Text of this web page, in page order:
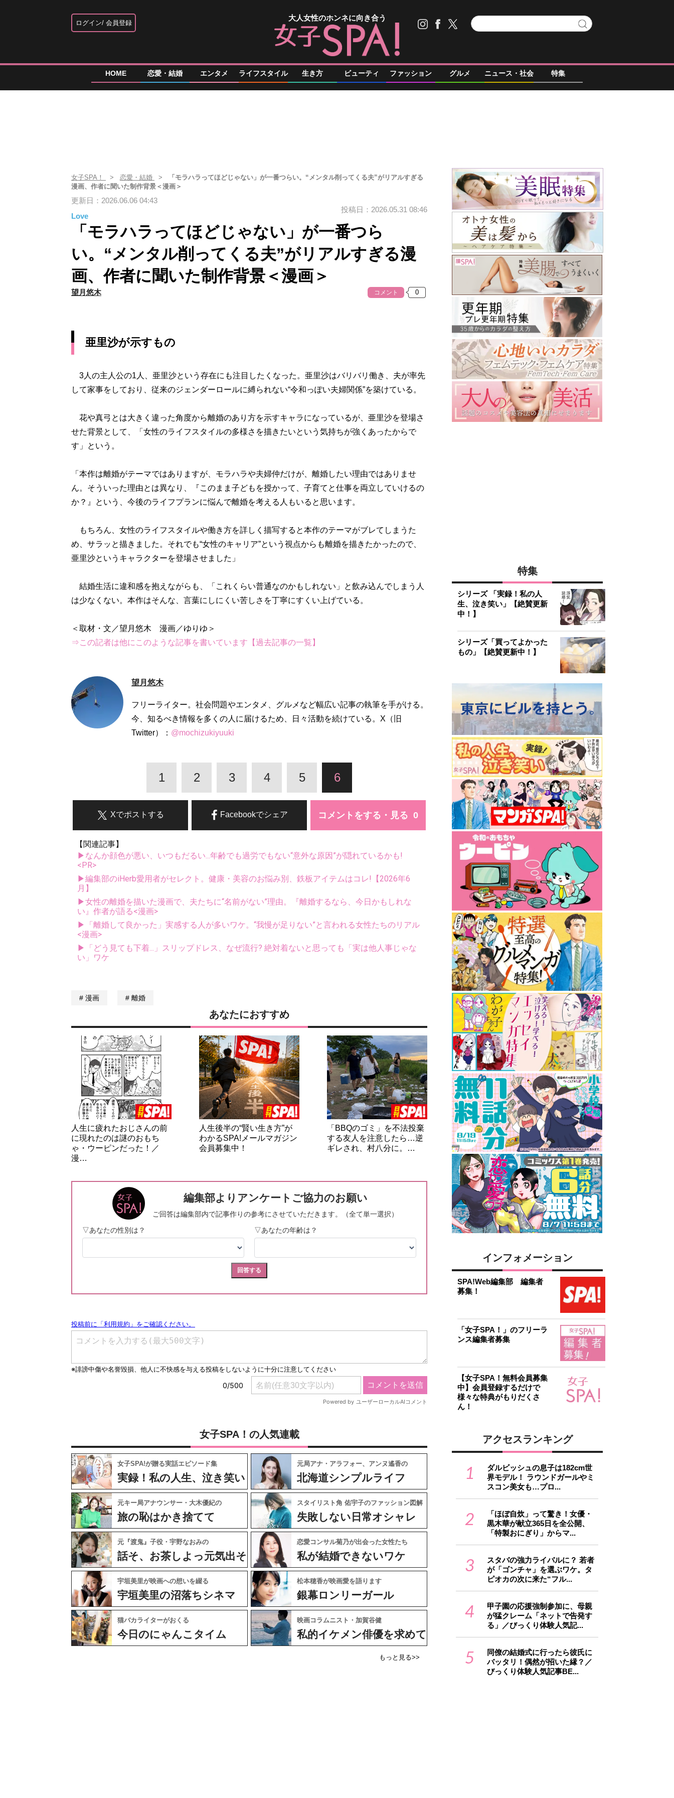
ログイン 会員登録
大人女性のホンネに向き合う
HOME 恋愛・結婚 エンタメ ライフスタイル 生き方 ビューティ ファッション グルメ ニュース・社会 特集
女子SPA！ 恋愛・結婚
「モラハラってほどじゃない」が一番つらい。“メンタル削ってくる夫”がリアルすぎる
漫画、作者に聞いた制作背景＜漫画＞
更新日：2026.06.06 04:43
Love
投稿日：2026.05.31 08:46
「モラハラってほどじゃない」が一番つら
い。“メンタル削ってくる夫”がリアルすぎる漫
画、作者に聞いた制作背景＜漫画＞
望月悠木 コメント
亜里沙が示すもの
3人の主人公の1人、亜里沙という存在にも注目したくなった。亜里沙はバリバリ働き、夫が率先
して家事をしており、従来のジェンダーロールに縛られない“令和っぽい夫婦関係”を築けている。
花や真弓とは大きく違った角度から離婚のあり方を示すキャラになっているが、亜里沙を登場さ
せた背景として、「女性のライフスタイルの多様さを描きたいという気持ちが強くあったからで
す」という。
「本作は離婚がテーマではありますが、モラハラや夫婦仲だけが、離婚したい理由ではありませ
ん。そういった理由とは異なり、『このまま子どもを授かって、子育てと仕事を両立していけるの
か？』という、今後のライフプランに悩んで離婚を考える人もいると思います。
もちろん、女性のライフスタイルや働き方を詳しく描写すると本作のテーマがブレてしまうた
め、サラッと描きました。それでも“女性のキャリア”という視点からも離婚を描きたかったので、
亜里沙というキャラクターを登場させました」
結婚生活に違和感を抱えながらも、「これくらい普通なのかもしれない」と飲み込んでしまう人
は少なくない。本作はそんな、言葉にしにくい苦しさを丁寧にすくい上げている。
⇒この記者は他にこのような記事を書いています【過去記事の一覧】
望月悠木
フリーライター。社会問題やエンタメ、グルメなど幅広い記事の執筆を手がける。
今、知るべき情報を多くの人に届けるため、日々活動を続けている。X（旧
Twitter）： @mochizukiyuuki
1 2 3 4 5 6
コメントをする・見る
Facebookでシェア
Xでポストする
【関連記事】
▶なんか顔色が悪い、いつもだるい...年齢でも過労でもない“意外な原因”が隠れているかも!
<PR>
▶編集部のiHerb愛用者がセレクト。健康・美容のお悩み別、鉄板アイテムはコレ!【2026年6
月】
▶女性の離婚を描いた漫画で、夫たちに“名前がない”理由。『離婚するなら、今日かもしれな
い』作者が語る<漫画>
▶「離婚して良かった」実感する人が多いワケ。“我慢が足りない”と言われる女性たちのリアル
<漫画>
▶「どう見ても下着...」スリップドレス、なぜ流行? 絶対着ないと思っても「実は他人事じゃな
い」ワケ
漫画 離婚
あなたにおすすめ
人生に疲れたおじさんの前
に現れたのは謎のおもち
ゃ・ウーピンだった！／
漫…
人生後半の“賢い生き方”が
わかるSPA!メールマガジン
会員募集中！
「BBQのゴミ」を不法投棄
する友人を注意したら…逆
ギレされ、村八分に。…
女子SPA！の人気連載
女子SPA!が贈る実話エピソード集
実録！私の人生、泣き笑い
元局アナ・アラフォー、アンヌ遙香の
北海道シンプルライフ
元キー局アナウンサー・大木優紀の
旅の恥はかき捨てて
スタイリスト角 佑宇子のファッション図解
失敗しない日常オシャレ
元『渡鬼』子役・宇野なおみの
話そ、お茶しよっ元気出そ
恋愛コンサル菊乃が出会った女性たち
私が結婚できないワケ
宇垣美里が映画への想いを綴る
宇垣美里の沼落ちシネマ
松本穂香が映画愛を語ります
銀幕ロンリーガール
猫バカライターがおくる
今日のにゃんこタイム
映画コラムニスト・加賀谷健
私的イケメン俳優を求めて
もっと見る>>
特集
シリーズ 「実録！私の人
生、泣き笑い」【絶賛更新
中！】
シリーズ「買ってよかった
もの」【絶賛更新中！】
インフォメーション
SPA!Web編集部 編集者
募集！
「女子SPA！」のフリーラ
ンス編集者募集
【女子SPA！無料会員募集
中】会員登録するだけで
様々な特典がもりだくさ
ん！
アクセスランキング
1
ダルビッシュの息子は182cm世
界モデル！ ラウンドガールやミ
スコン美女も…プロ...
2
「ほぼ自炊」って驚き！女優・
黒木華が献立365日を全公開、
「特製おにぎり」からマ...
3
スタバの強力ライバルに？ 若者
が「ゴンチャ」を選ぶワケ。タ
ピオカの次に来た“フル...
4
甲子園の応援強制参加に、母親
が猛クレーム「ネットで告発す
る」／びっくり体験人気記...
5
同僚の結婚式に行ったら彼氏に
バッタリ！偶然が招いた縁？／
びっくり体験人気記事BE...